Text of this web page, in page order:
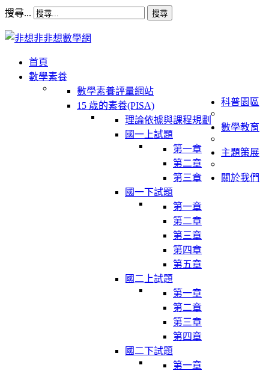
搜尋... 搜尋
首頁
數學素養
數學素養評量網站
15 歲的素養(PISA)
理論依據與課程規劃
國一上試題
第一章
第二章
第三章
國一下試題
第一章
第二章
第三章
第四章
第五章
國二上試題
第一章
第二章
第三章
第四章
國二下試題
第一章
科普園區
數學教育
主題策展
關於我們